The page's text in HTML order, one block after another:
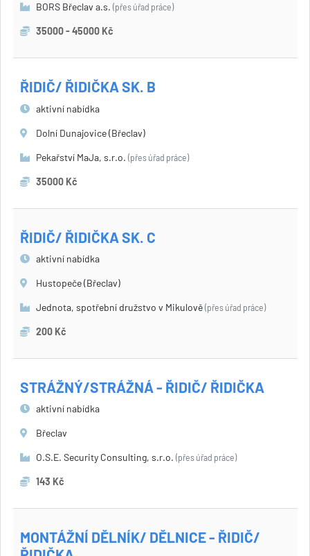
BORS Břeclav a.s. (přes úřad práce)
35000 - 45000 Kč
ŘIDIČ/ ŘIDIČKA SK. B
aktivní nabídka
Dolní Dunajovice (Břeclav)
Pekařství MaJa, s.r.o. (přes úřad práce)
35000 Kč
ŘIDIČ/ ŘIDIČKA SK. C
aktivní nabídka
Hustopeče (Břeclav)
Jednota, spotřební družstvo v Mikulově (přes úřad práce)
200 Kč
STRÁŽNÝ/STRÁŽNÁ - ŘIDIČ/ ŘIDIČKA
aktivní nabídka
Břeclav
O.S.E. Security Consulting, s.r.o. (přes úřad práce)
143 Kč
MONTÁŽNÍ DĚLNÍK/ DĚLNICE - ŘIDIČ/